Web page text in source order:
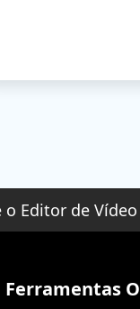
o Editor de
Ferramentas